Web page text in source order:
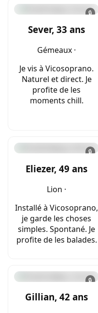
🔒
Sever, 33 ans
Gémeaux ·
Je vis à Vicosoprano.
Naturel et direct. Je
profite de les
moments chill.
🔒
Eliezer, 49 ans
Lion ·
Installé à Vicosoprano,
je garde les choses
simples. Spontané. Je
profite de les balades.
🔒
Gillian, 42 ans